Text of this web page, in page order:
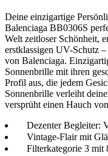
Deine einzigartige
Balenciaga BB0306S
Welt zeitloser Schönheit,
erstklassigen UV-Schutz
von Balenciaga.
Sonnenbrille mit ihren
Profil aus, die jedem
Sonnenbrille verleiht
versprüht einen Hauch
Dezenter Begleiter:
Vintage-Flair mit
Filterkategorie 3 mit